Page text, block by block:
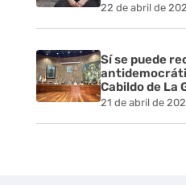
22 de abril de
Sí se puede
Cabildo de La
21 de abril de